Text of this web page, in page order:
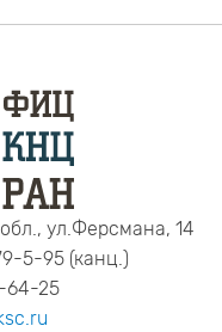
ул.Ферсмана, 14
5-95 (канц.)
64-25